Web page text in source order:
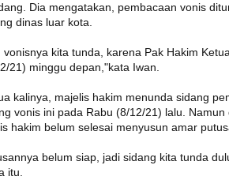
Dia mengatakan, pembacaan vonis
dinas luar kota.
vonisnya kita tunda, karena Pak Hakim
21) minggu depan,"kata Iwan.
kalinya, majelis hakim menunda sidang
vonis ini pada Rabu (8/12/21) lalu.
hakim belum selesai menyusun amar
belum siap, jadi sidang kita tunda
itu.